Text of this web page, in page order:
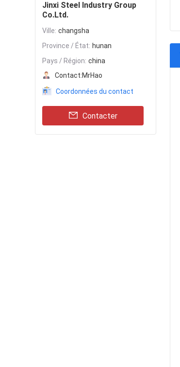
Jinxi Steel Industry Group
Co.Ltd.
Ville: changsha
Province / État: hunan
Pays / Région: china
Contact:MrHao
Coordonnées du contact
Contacter